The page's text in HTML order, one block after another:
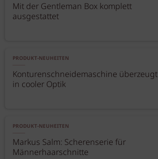
Mit der Gentleman Box komplett
ausgestattet
PRODUKT-NEUHEITEN
Konturenschneidemaschine überzeugt
in cooler Optik
PRODUKT-NEUHEITEN
Markus Salm: Scherenserie für
Männerhaarschnitte